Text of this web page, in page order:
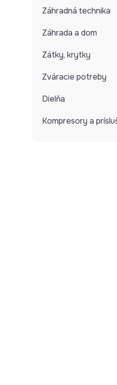
Záhradná technika
Záhrada a dom
Zátky, krytky
Zváracie potreby
Dielňa
Kompresory a